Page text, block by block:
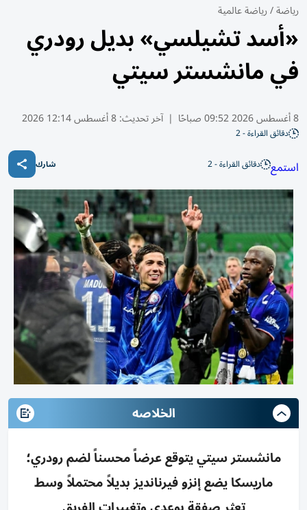
رياضة/رياضة عالمية
«أسد تشيلسي» بديل رودري
في مانشستر سيتي
8 أغسطس 2026 09:52 صباحًا | آخر تحديث:8 أغسطس 12:14 2026
دقائق القراءة - 2
استمع دقائق القراءة - 2 شارك
الخلاصه
مانشستر سيتي يتوقع عرضاً محسناً لضم رودري؛
ماريسكا يضع إنزو فيرنانديز بديلاً محتملاً وسط